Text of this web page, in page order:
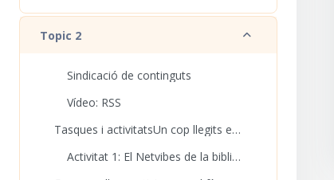
Topic 2 Redueix
Sindicació de continguts
Vídeo: RSS
Tasques i activitatsUn cop llegits els materials...
Activitat 1: El Netvibes de la biblioteca